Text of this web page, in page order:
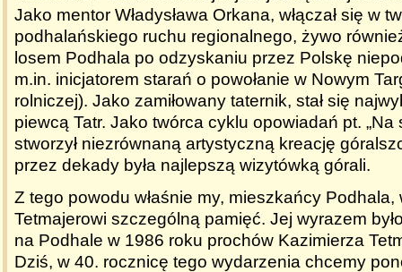
Jako mentor Władysława Orkana, włączał się w
podhalańskiego ruchu regionalnego, żywo
losem Podhala po odzyskaniu przez Polskę
m.in. inicjatorem starań o powołanie w Nowym
rolniczej). Jako zamiłowany taternik, stał się
piewcą Tatr. Jako twórca cyklu opowiadań pt. „Na
stworzył niezrównaną artystyczną kreację
przez dekady była najlepszą wizytówką górali.
Z tego powodu właśnie my, mieszkańcy Podhala,
Tetmajerowi szczególną pamięć. Jej wyrazem
na Podhale w 1986 roku prochów Kazimierza
Dziś, w 40. rocznicę tego wydarzenia chcemy